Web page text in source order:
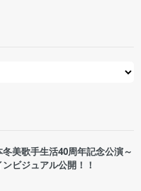
冬美歌手生活40周年記念公演～
ビジュアル公開！！